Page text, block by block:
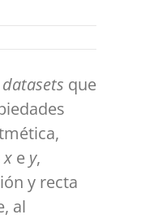
datasets que
x e y,
y recta
al